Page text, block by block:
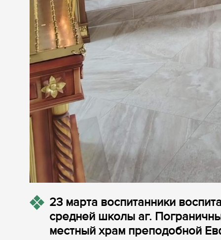
23 марта воспитанники
средней школы аг.
местный храм преподобной